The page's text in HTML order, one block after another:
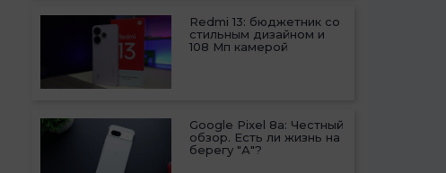
Redmi 13: бюджетник со
стильным дизайном и
108 Мп камерой
Google Pixel 8a: Честный
обзор. Есть ли жизнь на
берегу "А"?